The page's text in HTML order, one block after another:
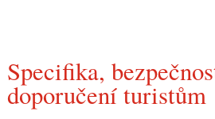
Specifika, bezpečnostní situace,
doporučení turistům